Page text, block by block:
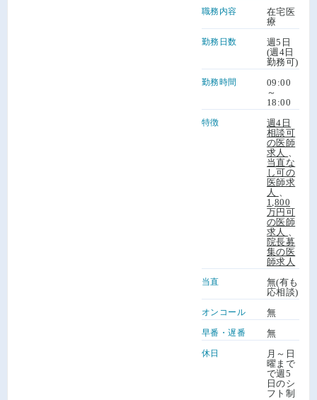
職務内容
在宅医
療
勤務日数
週5日
(週4日
勤務可)
勤務時間
09:00
～
18:00
特徴
週4日
相談可
の医師
求人
当直な
し可の
医師求
人
1,800
万円可
の医師
求人
院長募
集の医
師求人
当直
無(有も
応相談)
オンコール 無
早番・遅番 無
休日
月～日
曜まで
で週5
日のシ
フト制